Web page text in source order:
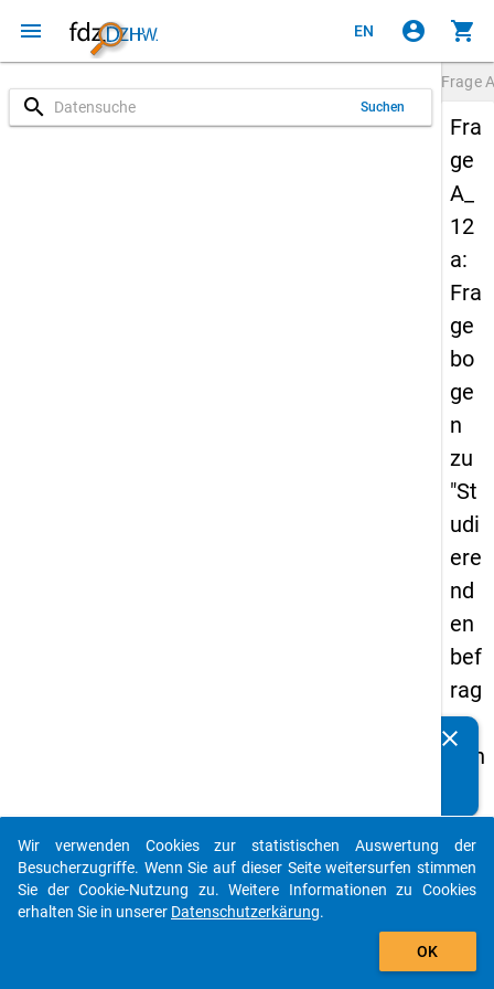
menu EN account_circle shopping_cart
search Suchen
Frage
Fra
ge
A_
12
a:
Fra
ge
bo
ge
n
zu
"St
udi
ere
nd
en
bef
rag
un
g in
uts
chl
an
clear
auto_stories
add_shopping_cart
Wir verwenden Cookies zur statistischen Auswertung der
Besucherzugriffe. Wenn Sie auf dieser Seite weitersurfen stimmen
Sie der Cookie-Nutzung zu. Weitere Informationen zu Cookies
erhalten Sie in unserer Datenschutzerkärung.
OK